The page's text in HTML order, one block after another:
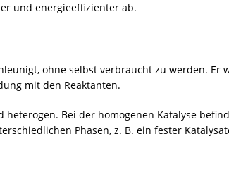
und energieeffizienter ab.
ohne selbst verbraucht zu werden.
mit den Reaktanten.
Bei der homogenen Katalyse
Phasen, z. B. ein fester